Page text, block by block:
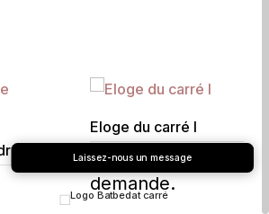
Eloge du carré I
Prix sur
demande.
Laissez-nous un message